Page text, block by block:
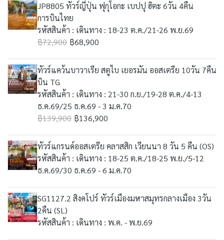
JP8805 ทัวร์ญี่ปุ่น ฟุกุโอกะ เบปปุ ฮิตะ 6วัน 4คืน
การบินไทย
รหัสสินค้า : เดินทาง : 18-23 ต.ค./21-26 พ.ย.69
฿72,900 ฿68,900
ทัวร์แคว้นบาวาเรีย สตูไบ เยอรมัน ออสเตรีย 10วัน 7คืน
บิน TG
รหัสสินค้า : เดินทาง : 21-30 ก.ย./19-28 ต.ค./4-13
ธ.ค.69/25 ธ.ค.69 - 3 ม.ค.70
฿139,900 ฿136,900
ทัวร์แกรนด์ออสเตรีย คลาสสิก เวียนนา 8 วัน 5 คืน (OS)
รหัสสินค้า : เดินทาง : 18-25 ต.ค./18-25 พ.ย./5-12
ธ.ค.69/30 ธ.ค.69 - 6 ม.ค.70
SG1127.2 สิงคโปร์ ทัวร์เมืองมหาสมุทรกลางเมือง 3วัน
2คืน (SL)
รหัสสินค้า : เดินทาง : พ.ค. - พ.ย.69